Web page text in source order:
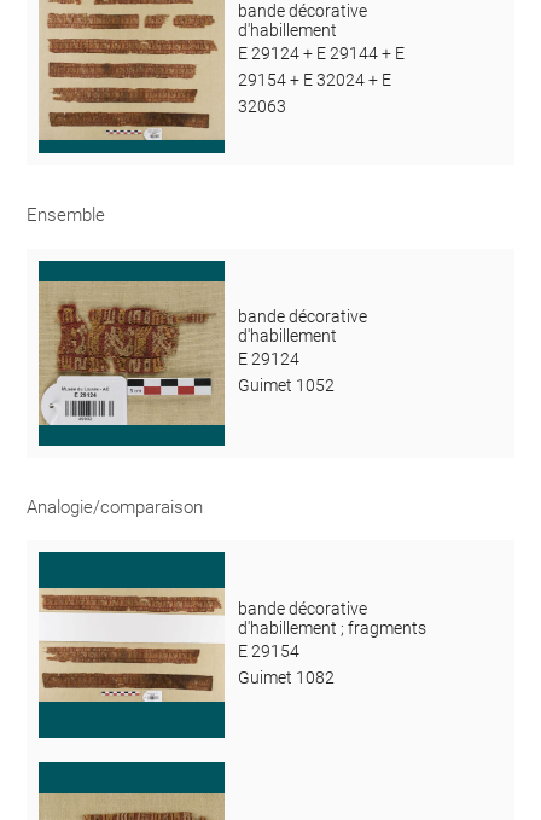
bande décorative
d'habillement
E 29124 + E 29144 + E
29154 + E 32024 + E
32063
Ensemble
bande décorative
d'habillement
E 29124
Guimet 1052
Analogie/comparaison
bande décorative
d'habillement ; fragments
E 29154
Guimet 1082